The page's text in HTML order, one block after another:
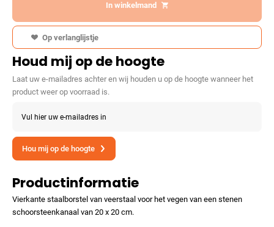
In winkelmand
Op verlanglijstje
Houd mij op de hoogte
Laat uw e-mailadres achter en wij houden u op de hoogte wanneer het
product weer op voorraad is.
Vul hier uw e-mailadres in
Hou mij op de hoogte
Productinformatie
Vierkante staalborstel van veerstaal voor het vegen van een stenen
schoorsteenkanaal van 20 x 20 cm.